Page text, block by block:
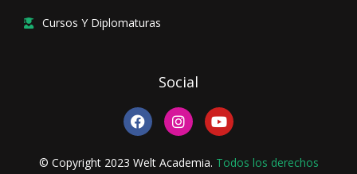
Cursos Y Diplomaturas
Social
F
a
c
e
I
n
s
t
Y
o
u
t
© Copyright 2023 Welt Academia. Todos los derechos